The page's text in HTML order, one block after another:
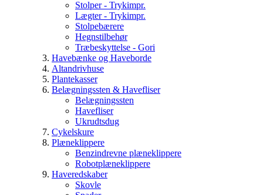
Stolper - Trykimpr.
Lægter - Trykimpr.
Stolpebærere
Hegnstilbehør
Træbeskyttelse - Gori
Havebænke og Haveborde
Altandrivhuse
Plantekasser
Belægningssten & Havefliser
Belægningssten
Havefliser
Ukrudtsdug
Cykelskure
Plæneklippere
Benzindrevne plæneklippere
Robotplæneklippere
Haveredskaber
Skovle